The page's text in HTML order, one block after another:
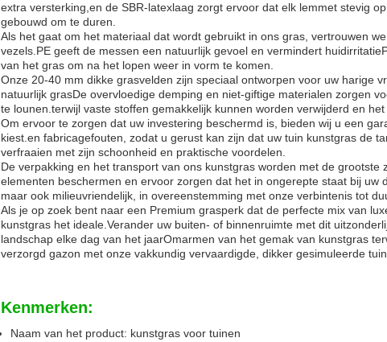
extra versterking,en de SBR-latexlaag zorgt ervoor dat elk lemmet stevig
gebouwd om te duren.
Als het gaat om het materiaal dat wordt gebruikt in ons gras, vertrouwen
vezels.PE geeft de messen een natuurlijk gevoel en vermindert
van het gras om na het lopen weer in vorm te komen.
Onze 20-40 mm dikke grasvelden zijn speciaal ontworpen voor uw harige
natuurlijk grasDe overvloedige demping en niet-giftige materialen zorgen
te lounen.terwijl vaste stoffen gemakkelijk kunnen worden verwijderd en het
Om ervoor te zorgen dat uw investering beschermd is, bieden wij u een
kiest.en fabricagefouten, zodat u gerust kan zijn dat uw tuin kunstgras de
verfraaien met zijn schoonheid en praktische voordelen.
De verpakking en het transport van ons kunstgras worden met de
elementen beschermen en ervoor zorgen dat het in ongerepte staat bij uw
maar ook milieuvriendelijk, in overeenstemming met onze verbintenis tot
Als je op zoek bent naar een Premium grasperk dat de perfecte mix van
kunstgras het ideale.Verander uw buiten- of binnenruimte met dit
landschap elke dag van het jaarOmarmen van het gemak van kunstgras
verzorgd gazon met onze vakkundig vervaardigde, dikker gesimuleerde
Kenmerken:
Naam van het product: kunstgras voor tuinen